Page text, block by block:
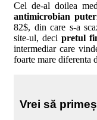
Cel de-al doilea
antimicrobian
82$, din care s-a
site-ul, deci pretul
intermediar care
foarte mare diferenta
Vrei să